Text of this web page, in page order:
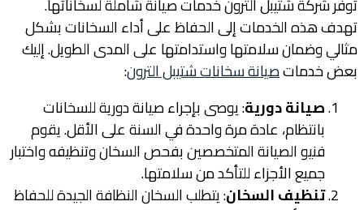
توفر شركة شتيبل الترون خدمات صيانة شاملة لسخاناتها.
تهدف هذه الخدمات إلى الحفاظ على أداء السخانات بشكل
مثالي وضمان سلامتها واستدامتها على المدى الطويل. إليك
بعض خدماتصيانة سخانات شتيبل الترون:
صيانة دورية: يوصى بإجراء صيانة دورية للسخانات
بانتظام، عادة مرة واحدة في السنة على الأقل. يقوم
فنيو الصيانة المتخصصين بفحص السخان وتنظيفه واختبار
جميع الأجزاء للتأكد من سلامتها.
تنظيف السخان: يتطلب السخان النظافة الجيدة للحفاظ